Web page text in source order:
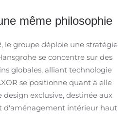
même philosophie
le groupe déploie une stratégie
se concentre sur des
globales, alliant technologie
se positionne quant à elle
exclusive, destinée aux
d'aménagement intérieur haut